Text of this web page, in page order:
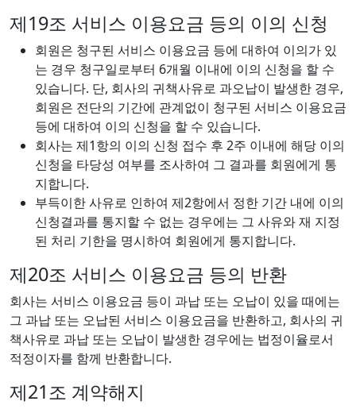
제19조 서비스 이용요금 등의 이의 신청
회원은 청구된 서비스 이용요금 등에 대하여 이의가 있
는 경우 청구일로부터 6개월 이내에 이의 신청을 할 수
있습니다. 단, 회사의 귀책사유로 과오납이 발생한 경우,
회원은 전단의 기간에 관계없이 청구된 서비스 이용요금
등에 대하여 이의 신청을 할 수 있습니다.
회사는 제1항의 이의 신청 접수 후 2주 이내에 해당 이의
신청을 타당성 여부를 조사하여 그 결과를 회원에게 통
지합니다.
부득이한 사유로 인하여 제2항에서 정한 기간 내에 이의
신청결과를 통지할 수 없는 경우에는 그 사유와 재 지정
된 처리 기한을 명시하여 회원에게 통지합니다.
제20조 서비스 이용요금 등의 반환
회사는 서비스 이용요금 등이 과납 또는 오납이 있을 때에는
그 과납 또는 오납된 서비스 이용요금을 반환하고, 회사의 귀
책사유로 과납 또는 오납이 발생한 경우에는 법정이율로서
적정이자를 함께 반환합니다.
제21조 계약해지